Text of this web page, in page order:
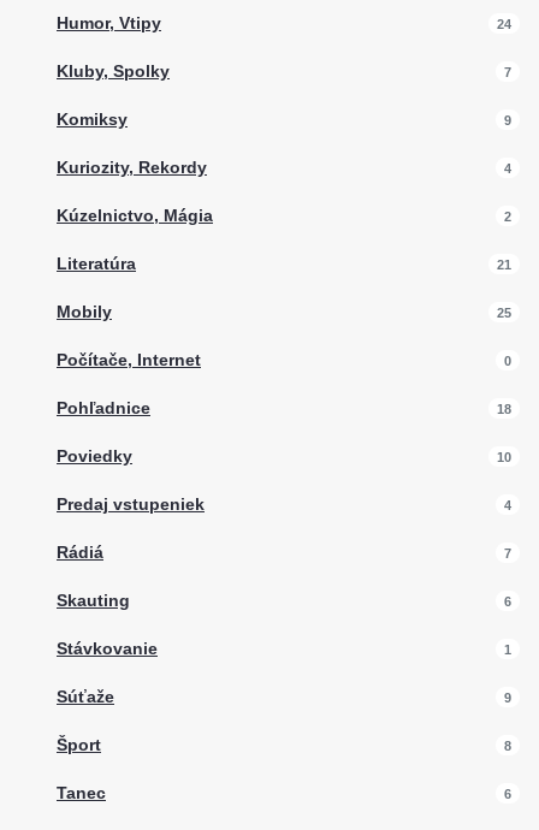
Humor, Vtipy 24
Kluby, Spolky 7
Komiksy 9
Kuriozity, Rekordy 4
Kúzelnictvo, Mágia 2
Literatúra 21
Mobily 25
Počítače, Internet 0
Pohľadnice 18
Poviedky 10
Predaj vstupeniek 4
Rádiá 7
Skauting 6
Stávkovanie 1
Súťaže 9
Šport 8
Tanec 6